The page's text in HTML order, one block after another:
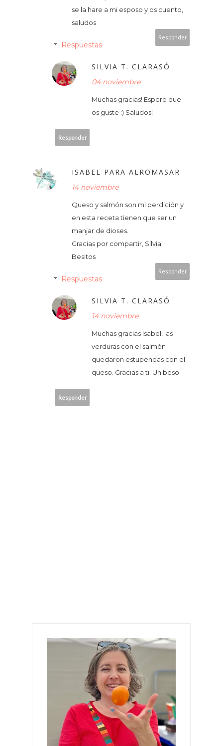
se la hare a mi esposo y os cuento,
saludos
Responder
Respuestas
SILVIA T. CLARASÓ
04 noviembre
Muchas gracias! Espero que
os guste :) Saludos!
Responder
ISABEL PARA ALROMASAR
14 noviembre
Queso y salmón son mi perdición y
en esta receta tienen que ser un
manjar de dioses.
Gracias por compartir, Silvia
Besitos
Responder
Respuestas
SILVIA T. CLARASÓ
14 noviembre
Muchas gracias Isabel, las
verduras con el salmón
quedaron estupendas con el
queso. Gracias a ti. Un beso.
Responder